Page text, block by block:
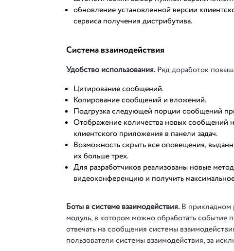
обновление установленной версии
сервиса получения дистрибутива.
Система взаимодействия
Удобство использования. Ряд доработок
Цитирование сообщений.
Копирование сообщений и вложений.
Подгрузка следующей порции сообщений
Отображение количества новых сообщений
клиентского приложения в панели задач.
Возможность скрыть все оповещения,
их больше трех.
Для разработчиков реализованы новые
видеоконференцию и получить
Боты в системе взаимодействия. В прикладном
модуль, в котором можно обработать событие
отвечать на сообщения системы
пользователи системы взаимодействия, за